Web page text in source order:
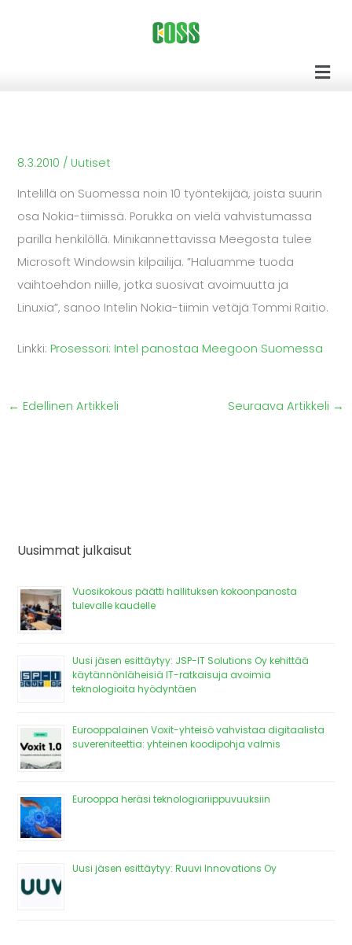
8.3.2010 / Uutiset
Intelillä on Suomessa noin 10 työntekijää, joista suurin
osa Nokia-tiimissä. Porukka on vielä vahvistumassa
parilla henkilöllä. Minikannettavissa Meegosta tulee
Microsoft Windowsin kilpailija. ”Haluamme tuoda
vaihtoehdon niille, jotka suosivat avoimuutta ja
Linuxia”, sanoo Intelin Nokia-tiimin vetäjä Tommi Raitio.
Linkki: Prosessori: Intel panostaa Meegoon Suomessa
← Edellinen Artikkeli Seuraava Artikkeli →
Uusimmat julkaisut
Vuosikokous päätti hallituksen kokoonpanosta
tulevalle kaudelle
Uusi jäsen esittäytyy: JSP-IT Solutions Oy kehittää
käytännönläheisiä IT-ratkaisuja avoimia
teknologioita hyödyntäen
Eurooppalainen Voxit-yhteisö vahvistaa digitaalista
suvereniteettia: yhteinen koodipohja valmis
Eurooppa heräsi teknologiariippuvuuksiin
Uusi jäsen esittäytyy: Ruuvi Innovations Oy